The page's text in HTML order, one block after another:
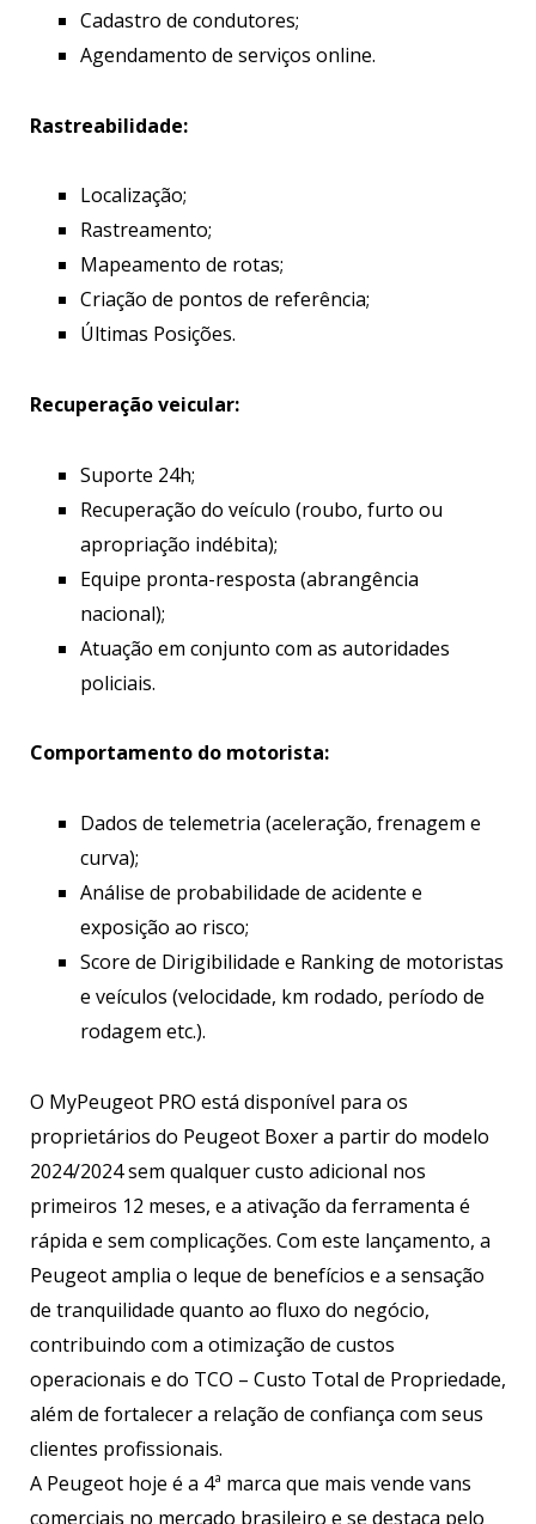
Cadastro de condutores;
Agendamento de serviços online.
Rastreabilidade:
Localização;
Rastreamento;
Mapeamento de rotas;
Criação de pontos de referência;
Últimas Posições.
Recuperação veicular:
Suporte 24h;
Recuperação do veículo (roubo, furto ou
apropriação indébita);
Equipe pronta-resposta (abrangência
nacional);
Atuação em conjunto com as autoridades
policiais.
Comportamento do motorista:
Dados de telemetria (aceleração, frenagem e
curva);
Análise de probabilidade de acidente e
exposição ao risco;
Score de Dirigibilidade e Ranking de motoristas
e veículos (velocidade, km rodado, período de
rodagem etc.).
O MyPeugeot PRO está disponível para os
proprietários do Peugeot Boxer a partir do modelo
2024/2024 sem qualquer custo adicional nos
primeiros 12 meses, e a ativação da ferramenta é
rápida e sem complicações. Com este lançamento, a
Peugeot amplia o leque de benefícios e a sensação
de tranquilidade quanto ao fluxo do negócio,
contribuindo com a otimização de custos
operacionais e do TCO – Custo Total de Propriedade,
além de fortalecer a relação de confiança com seus
clientes profissionais.
A Peugeot hoje é a 4ª marca que mais vende vans
comerciais no mercado brasileiro e se destaca pelo